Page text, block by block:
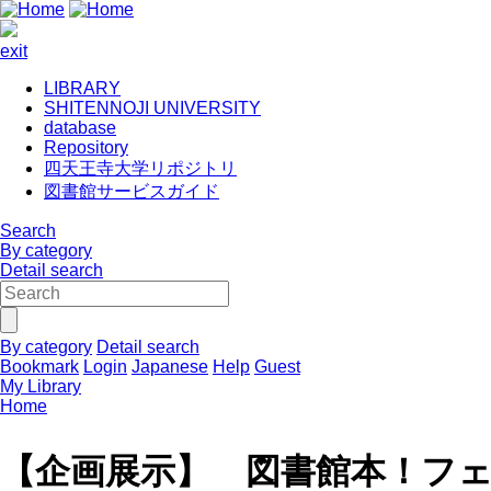
exit
LIBRARY
SHITENNOJI UNIVERSITY
database
Repository
四天王寺大学リポジトリ
図書館サービスガイド
Search
By category
Detail search
By category Detail search
Bookmark Login Japanese Help Guest
My Library
Home
【企画展示】 図書館本！フ